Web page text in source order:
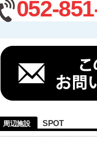
052-
周辺施設 SPOT